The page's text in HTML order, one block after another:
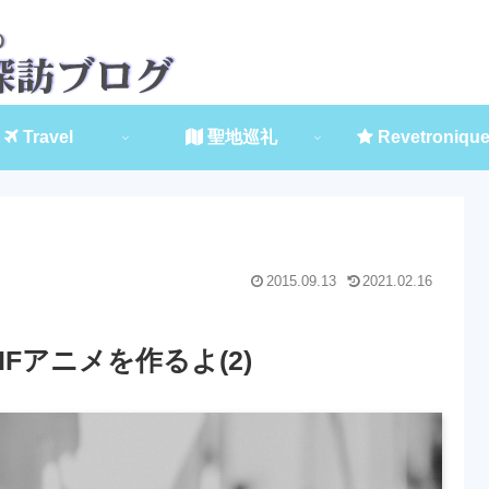
Travel 聖地巡礼 Revetronique
アニメを作るよ(2)
2015.09.13 2021.02.16